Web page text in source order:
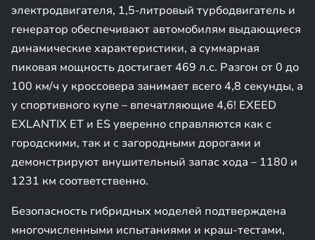
электродвигателя, 1,5-литровый турбодвигатель и
генератор обеспечивают автомобилям выдающиеся
динамические характеристики, а суммарная
пиковая мощность достигает 469 л.с. Разгон от 0 до
100 км/ч у кроссовера занимает всего 4,8 секунды, а
у спортивного купе – впечатляющие 4,6! EXEED
EXLANTIX ET и ES уверенно справляются как с
городскими, так и с загородными дорогами и
демонстрируют внушительный запас хода – 1180 и
1231 км соответственно.
Безопасность гибридных моделей подтверждена
многочисленными испытаниями и краш-тестами,